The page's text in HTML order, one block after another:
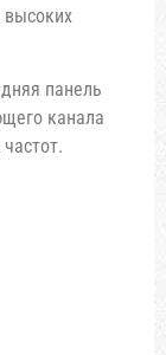
высоких
панель
канала